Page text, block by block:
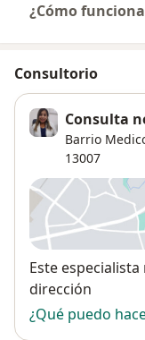
¿Cómo
Consultorio
Consulta
Barrio
13007
Disponibilidad
Este
dirección
¿Qué puedo